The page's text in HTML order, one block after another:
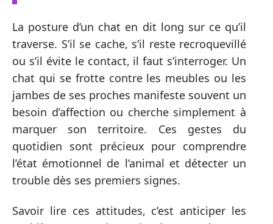
La posture d’un chat en dit long sur ce qu’il
traverse. S’il se cache, s’il reste recroquevillé
ou s’il évite le contact, il faut s’interroger. Un
chat qui se frotte contre les meubles ou les
jambes de ses proches manifeste souvent un
besoin d’affection ou cherche simplement à
marquer son territoire. Ces gestes du
quotidien sont précieux pour comprendre
l’état émotionnel de l’animal et détecter un
trouble dès ses premiers signes.
Savoir lire ces attitudes, c’est anticiper les